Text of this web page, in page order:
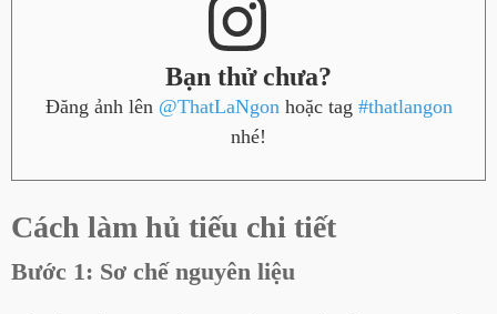
Bạn thử chưa?
Đăng ảnh lên @ThatLaNgon hoặc tag #thatlangon
nhé!
Cách làm hủ tiếu chi tiết
Bước 1: Sơ chế nguyên liệu